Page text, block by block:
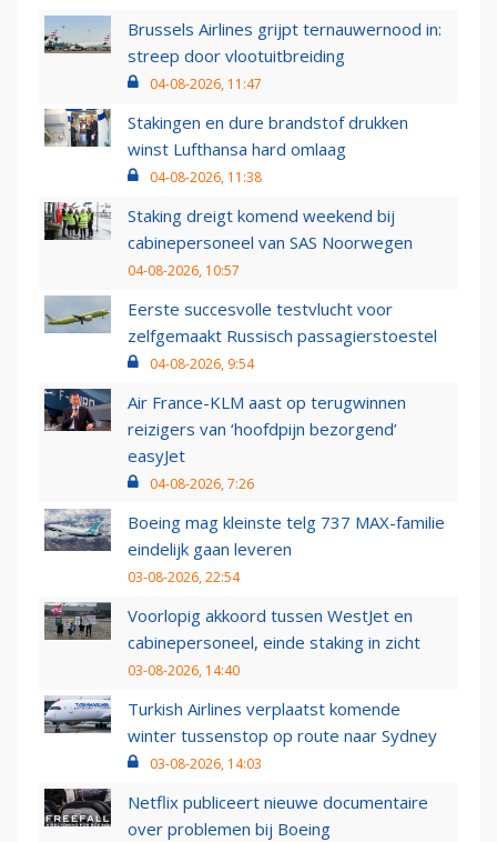
Brussels Airlines grijpt ternauwernood in:
streep door vlootuitbreiding
04-08-2026, 11:47
Stakingen en dure brandstof drukken
winst Lufthansa hard omlaag
04-08-2026, 11:38
Staking dreigt komend weekend bij
cabinepersoneel van SAS Noorwegen
04-08-2026, 10:57
Eerste succesvolle testvlucht voor
zelfgemaakt Russisch passagierstoestel
04-08-2026, 9:54
Air France-KLM aast op terugwinnen
reizigers van ‘hoofdpijn bezorgend’
easyJet
04-08-2026, 7:26
Boeing mag kleinste telg 737 MAX-familie
eindelijk gaan leveren
03-08-2026, 22:54
Voorlopig akkoord tussen WestJet en
cabinepersoneel, einde staking in zicht
03-08-2026, 14:40
Turkish Airlines verplaatst komende
winter tussenstop op route naar Sydney
03-08-2026, 14:03
Netflix publiceert nieuwe documentaire
over problemen bij Boeing